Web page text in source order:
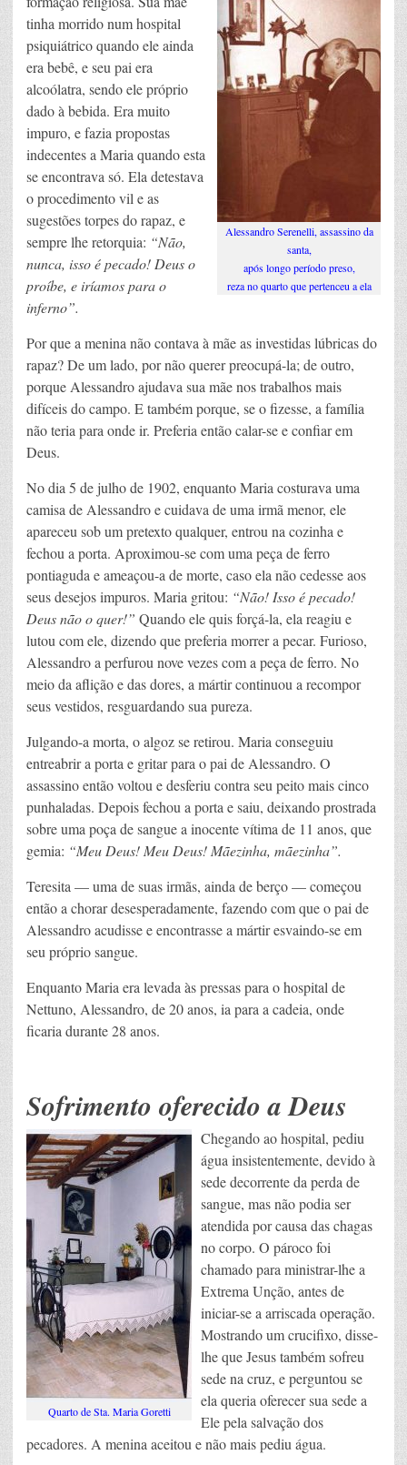
Alessandro Serenelli, assassino da
santa,
após longo período preso,
reza no quarto que pertenceu a ela
tinha morrido num hospital
psiquiátrico quando ele ainda
era bebê, e seu pai era
alcoólatra, sendo ele próprio
dado à bebida. Era muito
impuro, e fazia propostas
indecentes a Maria quando esta
se encontrava só. Ela detestava
o procedimento vil e as
sugestões torpes do rapaz, e
sempre lhe retorquia: “Não,
nunca, isso é pecado! Deus o
proíbe, e iríamos para o
inferno”.
Por que a menina não contava à mãe as investidas lúbricas do
rapaz? De um lado, por não querer preocupá-la; de outro,
porque Alessandro ajudava sua mãe nos trabalhos mais
difíceis do campo. E também porque, se o fizesse, a família
não teria para onde ir. Preferia então calar-se e confiar em
Deus.
No dia 5 de julho de 1902, enquanto Maria costurava uma
camisa de Alessandro e cuidava de uma irmã menor, ele
apareceu sob um pretexto qualquer, entrou na cozinha e
fechou a porta. Aproximou-se com uma peça de ferro
pontiaguda e ameaçou-a de morte, caso ela não cedesse aos
seus desejos impuros. Maria gritou: “Não! Isso é pecado!
Deus não o quer!” Quando ele quis forçá-la, ela reagiu e
lutou com ele, dizendo que preferia morrer a pecar. Furioso,
Alessandro a perfurou nove vezes com a peça de ferro. No
meio da aflição e das dores, a mártir continuou a recompor
seus vestidos, resguardando sua pureza.
Julgando-a morta, o algoz se retirou. Maria conseguiu
entreabrir a porta e gritar para o pai de Alessandro. O
assassino então voltou e desferiu contra seu peito mais cinco
punhaladas. Depois fechou a porta e saiu, deixando prostrada
sobre uma poça de sangue a inocente vítima de 11 anos, que
gemia: “Meu Deus! Meu Deus! Mãezinha, mãezinha”.
Teresita — uma de suas irmãs, ainda de berço — começou
então a chorar desesperadamente, fazendo com que o pai de
Alessandro acudisse e encontrasse a mártir esvaindo-se em
seu próprio sangue.
Enquanto Maria era levada às pressas para o hospital de
Nettuno, Alessandro, de 20 anos, ia para a cadeia, onde
ficaria durante 28 anos.
Sofrimento oferecido a Deus
Quarto de Sta. Maria Goretti
Chegando ao hospital, pediu
água insistentemente, devido à
sede decorrente da perda de
sangue, mas não podia ser
atendida por causa das chagas
no corpo. O pároco foi
chamado para ministrar-lhe a
Extrema Unção, antes de
iniciar-se a arriscada operação.
Mostrando um crucifixo, disse-
lhe que Jesus também sofreu
sede na cruz, e perguntou se
ela queria oferecer sua sede a
Ele pela salvação dos
pecadores. A menina aceitou e não mais pediu água.